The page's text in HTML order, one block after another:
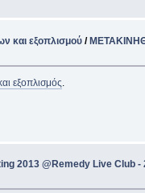
και εξοπλισμού /
εξοπλισμός
2013 @Remedy Live Club -